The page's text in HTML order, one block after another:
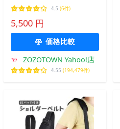
ノピゥウノウグァーレトレ
リラックス)シンセティッ
クレザー ドローストリン
グ ハンドバッグ
4.5 (6件)
5,500 円
価格比較
ZOZOTOWN Yahoo!店
4.55 (194,479件)